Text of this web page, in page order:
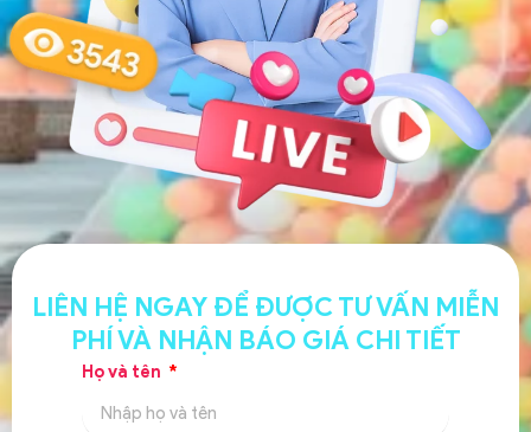
LIÊN HỆ NGAY ĐỂ ĐƯỢC TƯ VẤN MIỄN
PHÍ VÀ NHẬN BÁO GIÁ CHI TIẾT
Họ và tên